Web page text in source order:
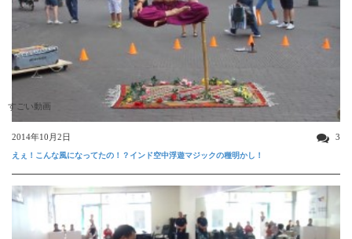
すごい動画
2014年10月2日 3
えぇ！こんな風になってたの！？インド空中浮遊マジックの種明かし！